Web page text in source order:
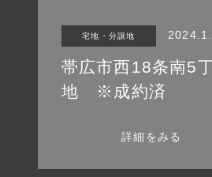
宅地・分譲地
帯広市西18条南5
地 ※成約済
詳細をみる